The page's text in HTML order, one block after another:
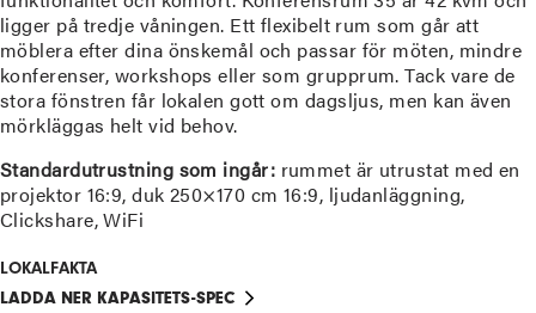
ligger på tredje våningen. Ett flexibelt rum som går att
möblera efter dina önskemål och passar för möten, mindre
konferenser, workshops eller som grupprum. Tack vare de
stora fönstren får lokalen gott om dagsljus, men kan även
mörkläggas helt vid behov.
Standardutrustning som ingår: rummet är utrustat med en
projektor 16:9, duk 250×170 cm 16:9, ljudanläggning,
Clickshare, WiFi
LOKALFAKTA
LADDA NER KAPASITETS-SPEC